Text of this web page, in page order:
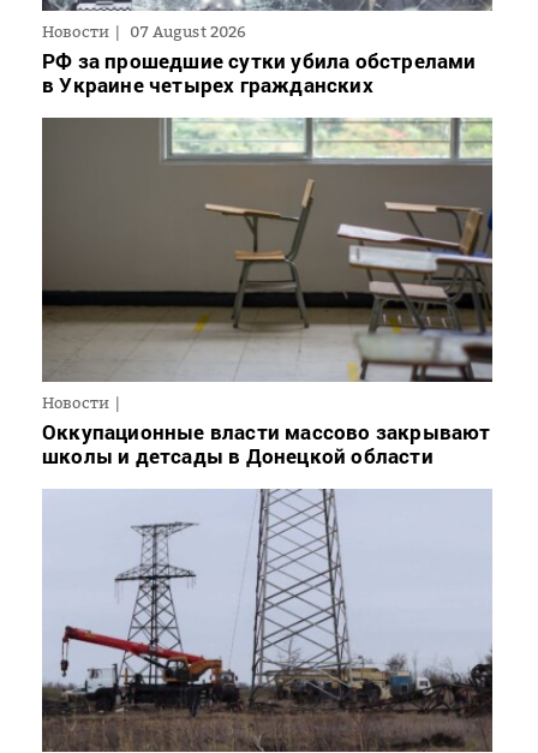
Новости 07 August 2026
РФ за прошедшие сутки убила обстрелами
в Украине четырех гражданских
Новости
Оккупационные власти массово закрывают
школы и детсады в Донецкой области